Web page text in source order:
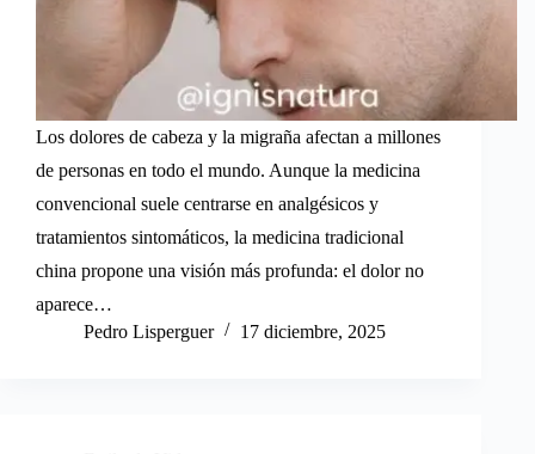
Los dolores de cabeza y la migraña afectan a millones
de personas en todo el mundo. Aunque la medicina
convencional suele centrarse en analgésicos y
tratamientos sintomáticos, la medicina tradicional
china propone una visión más profunda: el dolor no
aparece…
Pedro Lisperguer
17 diciembre, 2025